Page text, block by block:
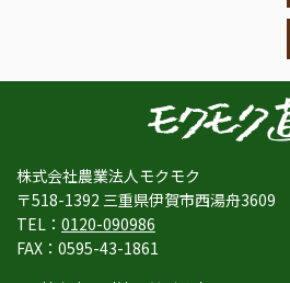
株式会社農業法人モクモク
〒518-1392 三重県伊賀市西湯舟3609
TEL： 0120-090986
FAX：0595-43-1861